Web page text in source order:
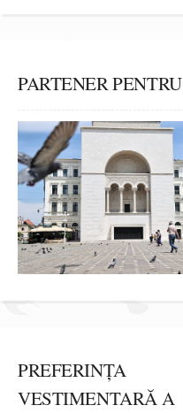
PARTENER PENTRU
PREFERINȚA
VESTIMENTARĂ A